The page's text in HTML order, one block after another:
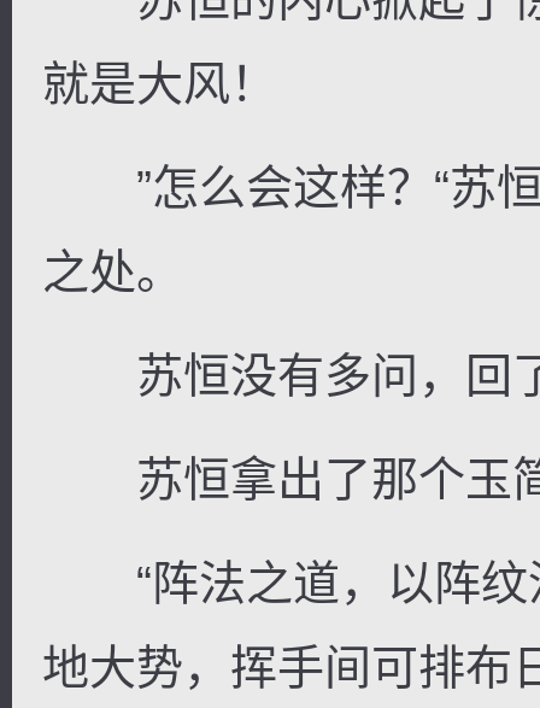
就是大风！
”怎么会这样？“苏恒
之处。
苏恒没有多问，回
苏恒拿出了那个玉
“阵法之道，以阵纹
地大势，挥手间可排布